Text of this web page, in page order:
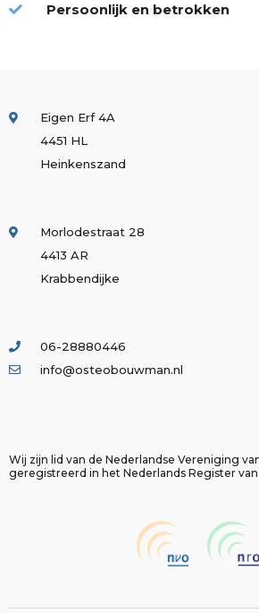
Persoonlijk en betrokken
Eigen Erf 4A
4451 HL
Heinkenszand
Morlodestraat 28
4413 AR
Krabbendijke
06-28880446
info@osteobouwman.nl
Wij zijn lid van de Nederlandse Vereniging
geregistreerd in het Nederlands Register